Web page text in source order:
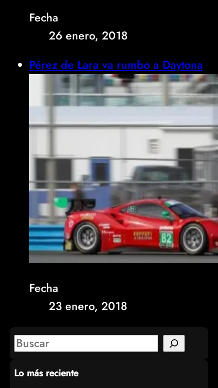
Fecha
26 enero, 2018
Pérez de Lara va rumbo a Daytona
Fecha
23 enero, 2018
S
a
Lo más reciente